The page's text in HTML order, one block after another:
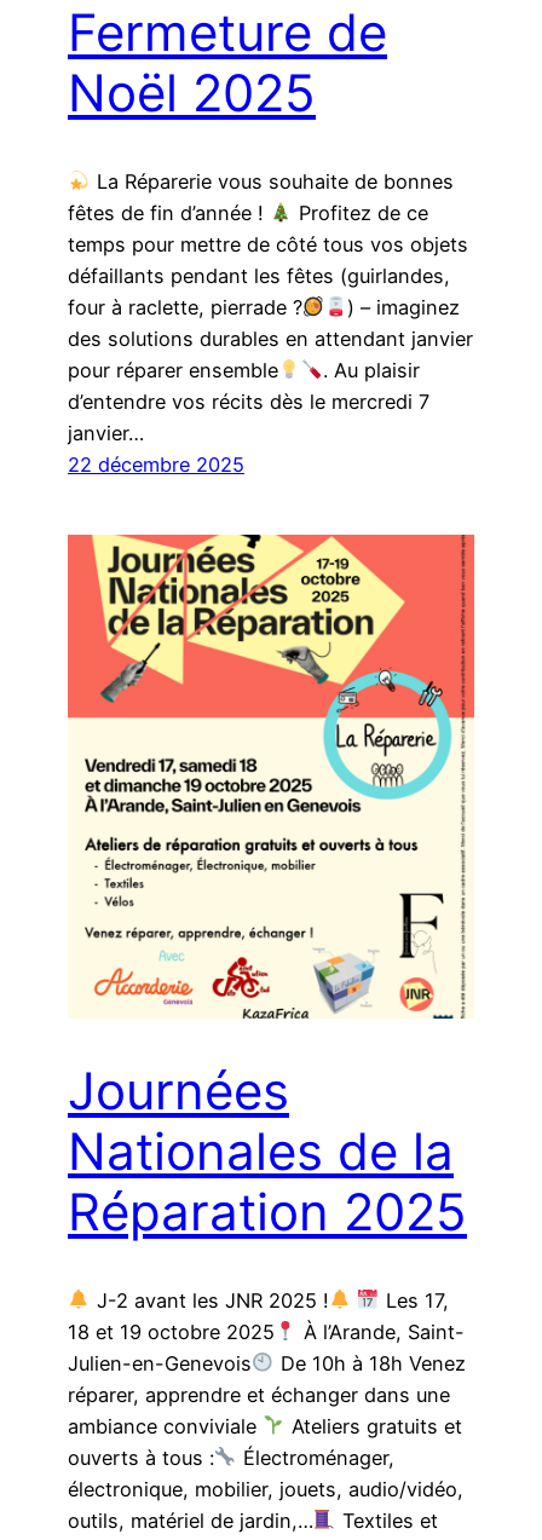
Fermeture de
Noël 2025
La Réparerie vous souhaite de bonnes
fêtes de fin d’année !
Profitez de ce
temps pour mettre de côté tous vos objets
défaillants pendant les fêtes (guirlandes,
four à raclette, pierrade ?
) – imaginez
des solutions durables en attendant janvier
pour réparer ensemble
. Au plaisir
d’entendre vos récits dès le mercredi 7
janvier…
22 décembre 2025
Journées
Nationales de la
Réparation 2025
J-2 avant les JNR 2025 !
Les 17,
18 et 19 octobre 2025
À l’Arande, Saint-
Julien-en-Genevois
De 10h à 18h Venez
réparer, apprendre et échanger dans une
ambiance conviviale
Ateliers gratuits et
ouverts à tous :
Électroménager,
électronique, mobilier, jouets, audio/vidéo,
outils, matériel de jardin,…
Textiles et